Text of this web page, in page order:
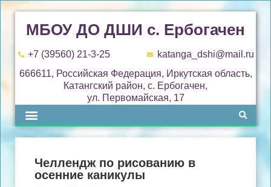
МБОУ ДО ДШИ с. Ербогачен
+7 (39560) 21-3-25
katanga_dshi@mail.ru
666611, Российская Федерация, Иркутская область,
Катангский район, с. Ербогачен,
ул. Первомайская, 17
Челлендж по рисованию в
осенние каникулы